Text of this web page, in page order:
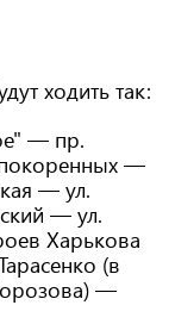
ходить так:
— пр.
—
— ул.
— ул.
Харькова
(в
—